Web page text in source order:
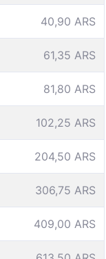
40,90 ARS
61,35 ARS
81,80 ARS
102,25 ARS
204,50 ARS
306,75 ARS
409,00 ARS